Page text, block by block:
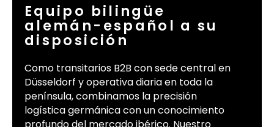
Equipo bilingüe
alemán-español a su
disposición
Como transitarios B2B con sede central en
Düsseldorf y operativa diaria en toda la
península, combinamos la precisión
logística germánica con un conocimiento